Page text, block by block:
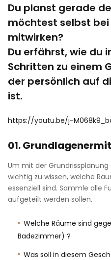
Du planst gerade
möchtest selbst bei
mitwirken?
Du erfährst, wie du
Schritten zu einem
der persönlich auf
ist.
https://youtu.be/j-
01.
Um mit der
wichtig zu wissen, welche
essenziell sind. Sammle alle
aufgeteilt werden sollen.
Welche Räume sind
Badezimmer) ?
Was soll in diesem